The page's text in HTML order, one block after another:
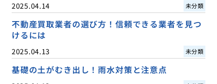
2025.04.14 未分類
不動産買取業者の選び方！信頼できる業者を見つ
けるには
2025.04.13 未分類
基礎の土がむき出し！雨水対策と注意点